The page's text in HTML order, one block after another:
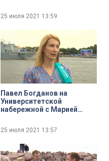
акватории Невы
25 июля 2021 13:59
Павел Богданов на
Университетской
набережной с Марией
25 июля 2021 13:57